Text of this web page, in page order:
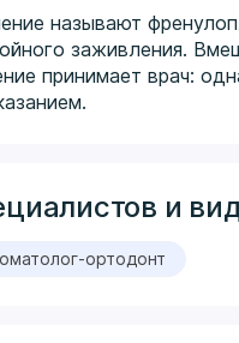
называют
заживления.
принимает врач:
и
ортодонт